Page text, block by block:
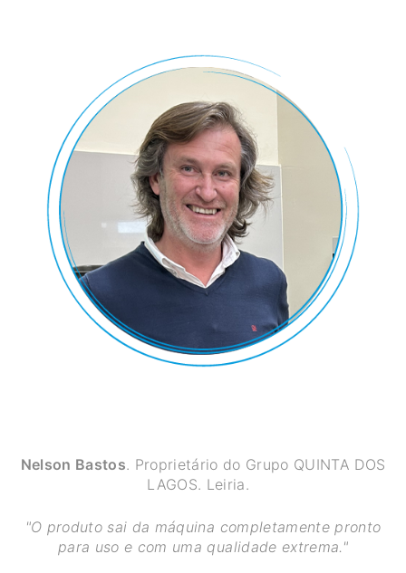
Nelson Bastos. Proprietário do Grupo QUINTA DOS
LAGOS. Leiria.
"O produto sai da máquina completamente pronto
para uso e com uma qualidade extrema."